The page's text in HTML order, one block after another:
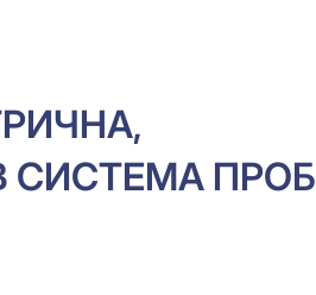
СИСТЕМА ПРОБ